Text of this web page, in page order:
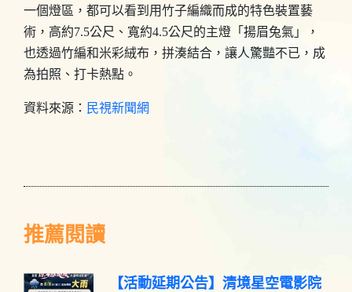
一個燈區，都可以看到用竹子編織而成的特色裝置藝
術，高約7.5公尺、寬約4.5公尺的主燈「揚眉兔氣」，
也透過竹編和米彩絨布，拼湊結合，讓人驚豔不已，成
為拍照、打卡熱點。
資料來源： 民視新聞網
推薦閱讀
【活動延期公告】清境星空電影院